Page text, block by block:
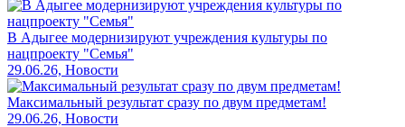
В Адыгее модернизируют учреждения культуры по
нацпроекту "Семья"
29.06.26, Новости
Максимальный результат сразу по двум предметам!
29.06.26, Новости